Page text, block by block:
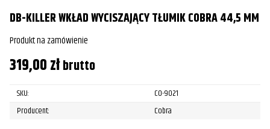
DB-KILLER WKŁAD WYCISZAJĄCY TŁUMIK COBRA 44,5 MM
Produkt na zamówienie
319,00złbrutto
SKU:
CO-9021
Producent:
Cobra